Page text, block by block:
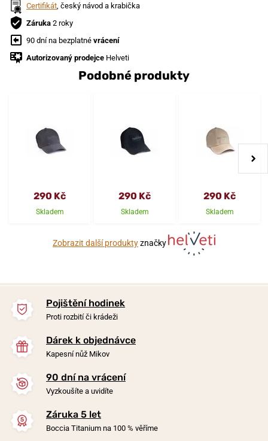
Certifikát, český návod a krabička
Záruka 2 roky
90 dní na bezplatné vrácení
Autorizovaný prodejce Helveti
Podobné produkty
290 Kč
Skladem
290 Kč
Skladem
290 Kč
Skladem
Zobrazit další produktyznačky
Pojištění hodinek
Proti rozbití či krádeži
Dárek k objednávce
Kapesní nůž Mikov
90 dní na vrácení
Vyzkoušíte a uvidíte
Záruka 5 let
Boccia Titanium na 100 % věříme